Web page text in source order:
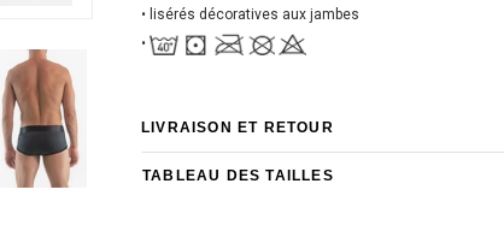
• lisérés décoratives aux jambes
•
LIVRAISON ET RETOUR
TABLEAU DES TAILLES